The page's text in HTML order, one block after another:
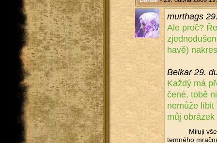
murthags
Ale proč?
ha­vě)
Bel­kar 29.
Každý má
če­né, tobě
ne­mů­že líbit
můj
Mi­lu­ji
tem­né­ho